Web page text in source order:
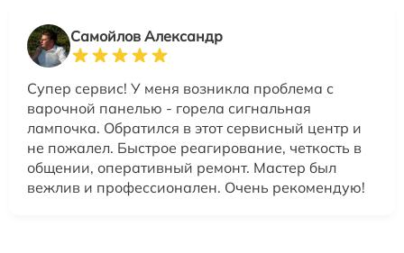
Самойлов Александр
Супер сервис! У меня возникла проблема с
варочной панелью - горела сигнальная
лампочка. Обратился в этот сервисный центр и
не пожалел. Быстрое реагирование, четкость в
общении, оперативный ремонт. Мастер был
вежлив и профессионален. Очень рекомендую!